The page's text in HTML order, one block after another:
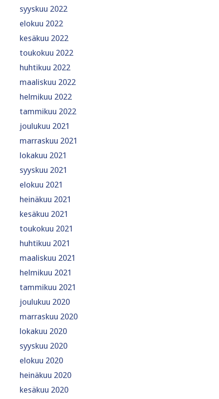
syyskuu 2022
elokuu 2022
kesäkuu 2022
toukokuu 2022
huhtikuu 2022
maaliskuu 2022
helmikuu 2022
tammikuu 2022
joulukuu 2021
marraskuu 2021
lokakuu 2021
syyskuu 2021
elokuu 2021
heinäkuu 2021
kesäkuu 2021
toukokuu 2021
huhtikuu 2021
maaliskuu 2021
helmikuu 2021
tammikuu 2021
joulukuu 2020
marraskuu 2020
lokakuu 2020
syyskuu 2020
elokuu 2020
heinäkuu 2020
kesäkuu 2020